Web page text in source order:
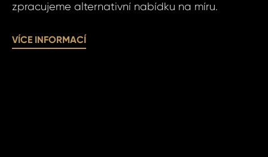
zpracujeme alternativní nabídku na míru.
VÍCE INFORMACÍ